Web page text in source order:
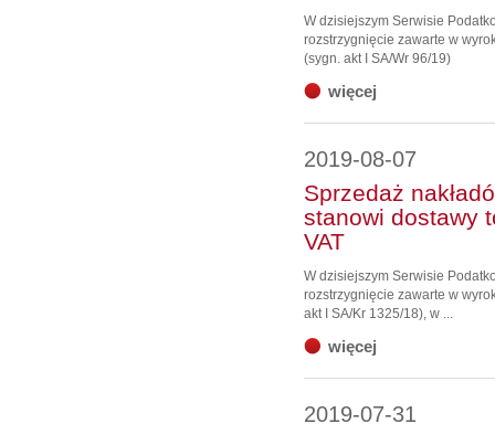
W dzisiejszym Serwisie
rozstrzygnięcie zawarte w
(sygn. akt I SA/Wr 96/19)
więcej
2019-08-07
Sprzedaż
stanowi dostawy
VAT
W dzisiejszym Serwisie
rozstrzygnięcie zawarte w
akt I SA/Kr 1325/18), w ...
więcej
2019-07-31